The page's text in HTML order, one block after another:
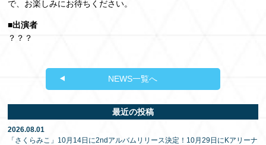
で、お楽しみにお待ちください。
■出演者
？？？
NEWS一覧へ
最近の投稿
2026.08.01
「さくらみこ」10月14日に2ndアルバムリリース決定！10月29日にKアリーナ